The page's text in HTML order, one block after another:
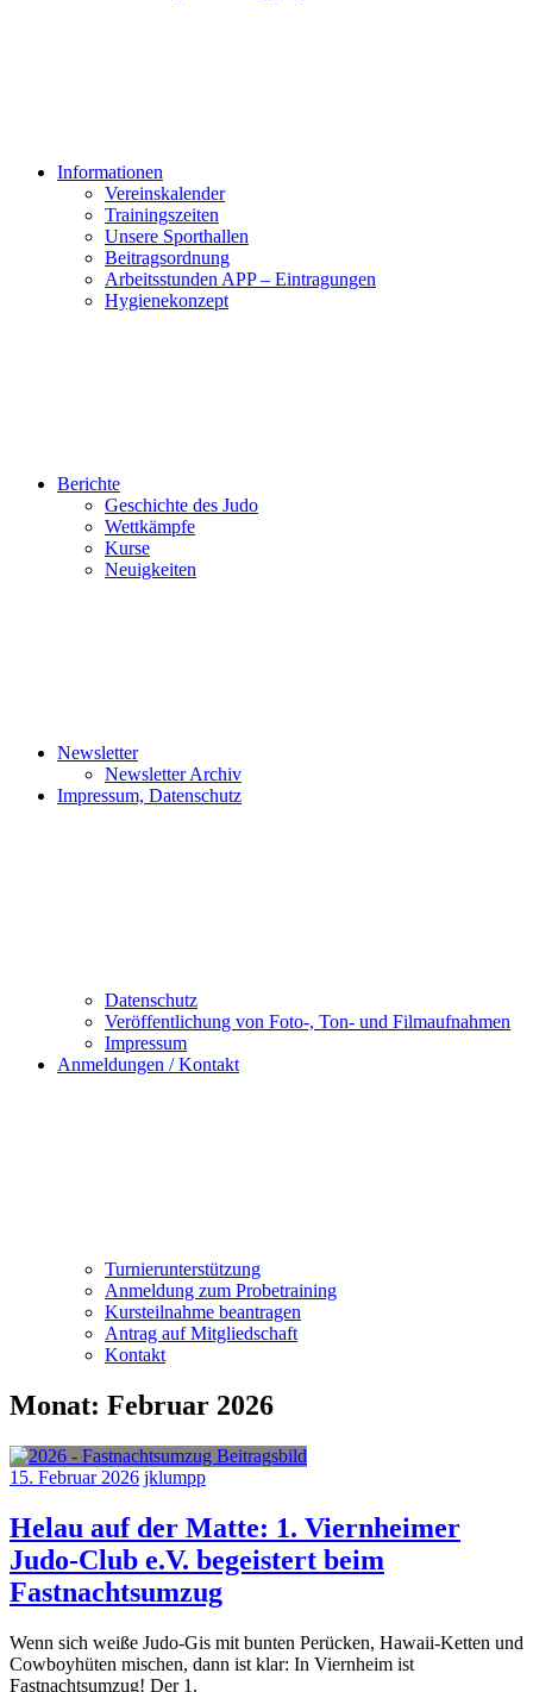
Informationen
Vereinskalender
Trainingszeiten
Unsere Sporthallen
Beitragsordnung
Arbeitsstunden APP – Eintragungen
Hygienekonzept
Berichte
Geschichte des Judo
Wettkämpfe
Kurse
Neuigkeiten
Newsletter
Newsletter Archiv
Impressum, Datenschutz
Datenschutz
Veröffentlichung von Foto-, Ton- und Filmaufnahmen
Impressum
Anmeldungen / Kontakt
Turnierunterstützung
Anmeldung zum Probetraining
Kursteilnahme beantragen
Antrag auf Mitgliedschaft
Kontakt
Monat: Februar 2026
15. Februar 2026 jklumpp
Helau auf der Matte: 1. Viernheimer
Judo-Club e.V. begeistert beim
Fastnachtsumzug
Wenn sich weiße Judo-Gis mit bunten Perücken, Hawaii-Ketten und
Cowboyhüten mischen, dann ist klar: In Viernheim ist
Fastnachtsumzug! Der 1.